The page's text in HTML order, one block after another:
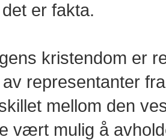
er fakta.
kristendom er
representanter
mellom den
vært mulig å